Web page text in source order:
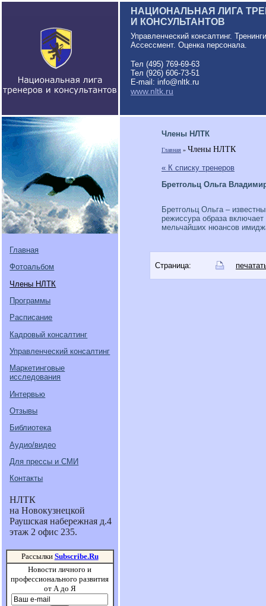
НАЦИОНАЛЬНАЯ ЛИГА
И КОНСУЛЬТАНТОВ
Управленческий консалтинг.
Ассессмент. Оценка персонала.
Тел (495) 769-69-63
Тел (926) 606-73-51
E-mail: info@nltk.ru
www.nltk.ru
Главная
Фотоальбом
Члены НЛТК
Программы
Расписание
Кадровый консалтинг
Управленческий консалтинг
Маркетинговые
исследования
Интервью
Отзывы
Библиотека
Аудио/видео
Для прессы и СМИ
Контакты
НЛТК
на Новокузнецкой
Раушская набережная д.4
этаж 2 офис 235.
Рассылки Subscribe.Ru
Новости личного и
профессионального развития
от А до Я
Члены НЛТК
Главная » Члены НЛТК
« К списку тренеров
Бретгольц Ольга
Бретгольц Ольга –
режиссура образа
мельчайших нюансов
Страница: